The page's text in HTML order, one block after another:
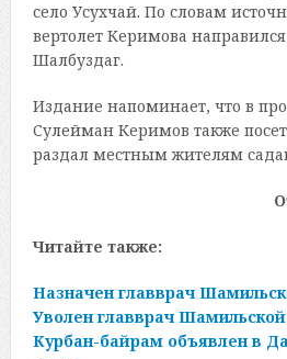
село Усухчай. По словам
вертолет Керимова
Шалбуздаг.
Издание напоминает, что в
Сулейман Керимов также
раздал местным жителям
Читайте также:
Назначен главврач
Уволен главврач
Курбан-байрам объявлен в